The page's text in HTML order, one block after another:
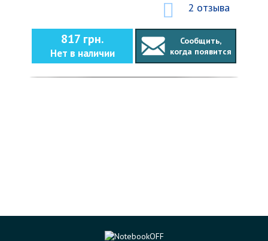
2 отзыва
817 грн.
Нет в наличии
Сообщить,
когда появится